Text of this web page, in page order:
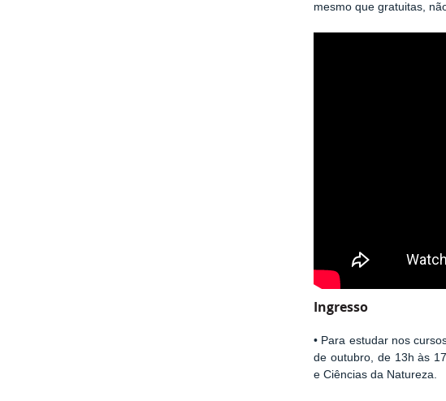
mesmo que gratuitas,
Ingresso
• Para estudar nos
de outubro, de 13h às
e Ciências da Natureza.